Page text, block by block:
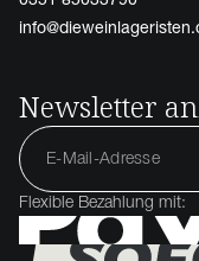
Newsletter
Flexible Bezahlung mit: